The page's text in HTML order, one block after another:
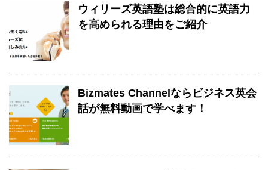
ウィリーズ英語塾は総合的に英語力
を高められる理由をご紹介
Bizmates Channelならビジネス英会
話が無料動画で学べます！